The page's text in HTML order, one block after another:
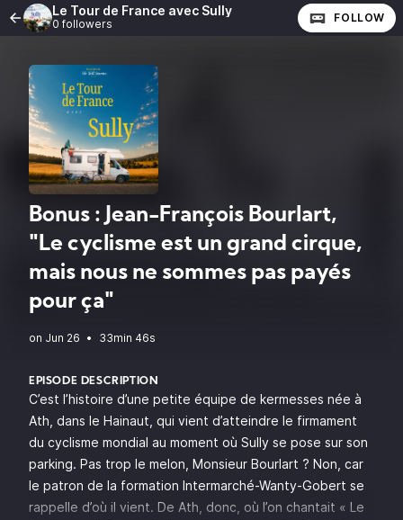
Le Tour de France avec Sully
0 followers FOLLOW
Bonus : Jean-François Bourlart,
"Le cyclisme est un grand cirque,
mais nous ne sommes pas payés
pour ça"
• 33min 46s
EPISODE DESCRIPTION
C’est l’histoire d’une petite équipe de kermesses née à
Ath, dans le Hainaut, qui vient d’atteindre le firmament
du cyclisme mondial au moment où Sully se pose sur son
parking. Pas trop le melon, Monsieur Bourlart ? Non, car
le patron de la formation Intermarché-Wanty-Gobert se
rappelle d’où il vient. De Ath, donc, où l’on chantait « Le